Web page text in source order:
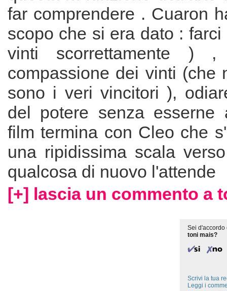
far comprendere . Cuaron
scopo che si era dato :
vinti scorrettamente ) ,
compassione dei vinti (che
sono i veri vincitori ),
del potere senza esserne
film termina con Cleo che
una ripidissima scala
qualcosa di nuovo l'attende
[+] lascia un commento a
Sei d'accordo
toni mais?
Scrivi la tua
Leggi i